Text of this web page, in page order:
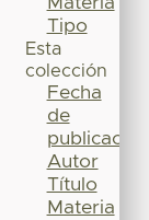
Tipo
Esta
colección
Fecha
de
publicación
Autor
Título
Materia